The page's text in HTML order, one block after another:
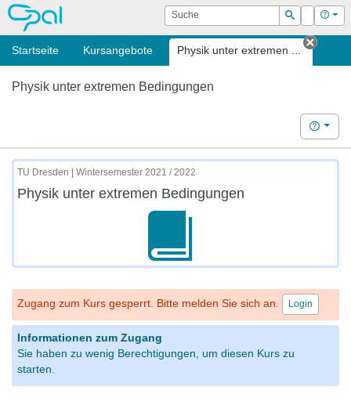
OPAL Suche
Suchen
Login Hilfe
Startseite Kursangebote Physik unter extremen ...
Tab
Physik unter extremen Bedingungen
Hilfe
TU Dresden | Wintersemester 2021 / 2022
Physik unter extremen Bedingungen
Zugang zum Kurs gesperrt. Bitte melden Sie sich an. Login
Informationen zum Zugang
Sie haben zu wenig Berechtigungen, um diesen Kurs zu
starten.